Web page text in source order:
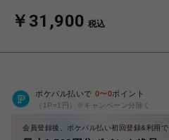
￥31,900 税込
ポケパル払いで 0〜0ポイント
（1P=1円）※キャンペーン分除く
会員登録後、ポケパル払い初回登録&利用で